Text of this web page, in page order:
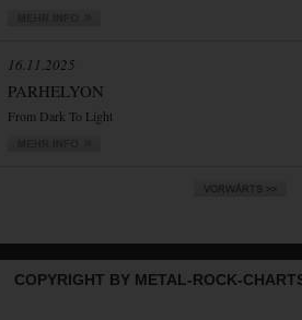
16.11.2025
PARHELYON
From Dark To Light
COPYRIGHT BY METAL-ROCK-